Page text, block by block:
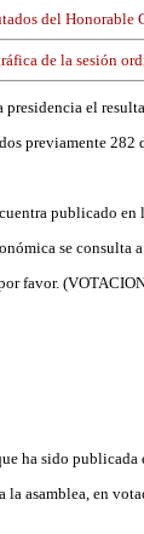
del
de la sesión
el
previamente
publicado en
se consulta
favor.
ha sido publicada
la asamblea, en